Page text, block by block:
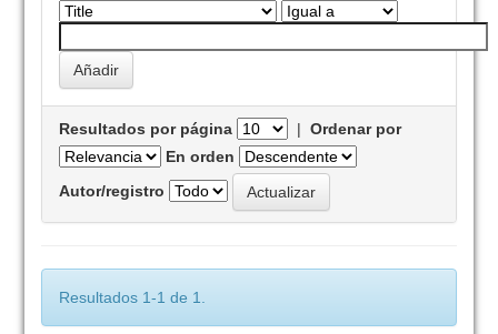
Resultados por página |Ordenar por
En orden
Autor/registro
Resultados 1-1 de 1.